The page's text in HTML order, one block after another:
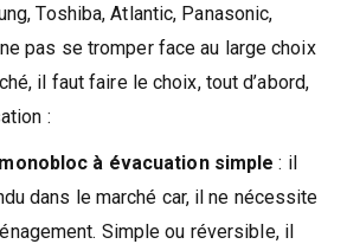
Toshiba, Atlantic, Panasonic,
pas se tromper face au large choix
il faut faire le choix, tout d’abord,
:
à évacuation simple : il
dans le marché car, il ne nécessite
Simple ou réversible, il